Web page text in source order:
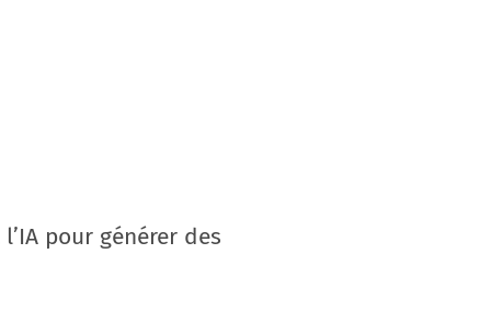
pour générer des